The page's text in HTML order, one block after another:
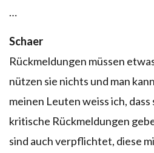
…
Schaer
Rückmeldungen müssen
nützen sie nichts und man
meinen Leuten weiss ich,
kritische Rückmeldungen
sind auch verpflichtet, diese